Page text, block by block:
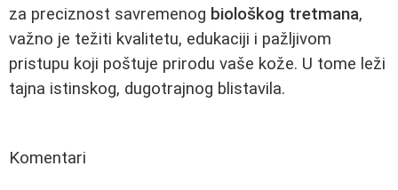
za preciznost savremenog biološkog tretmana,
važno je težiti kvalitetu, edukaciji i pažljivom
pristupu koji poštuje prirodu vaše kože. U tome leži
tajna istinskog, dugotrajnog blistavila.
Komentari